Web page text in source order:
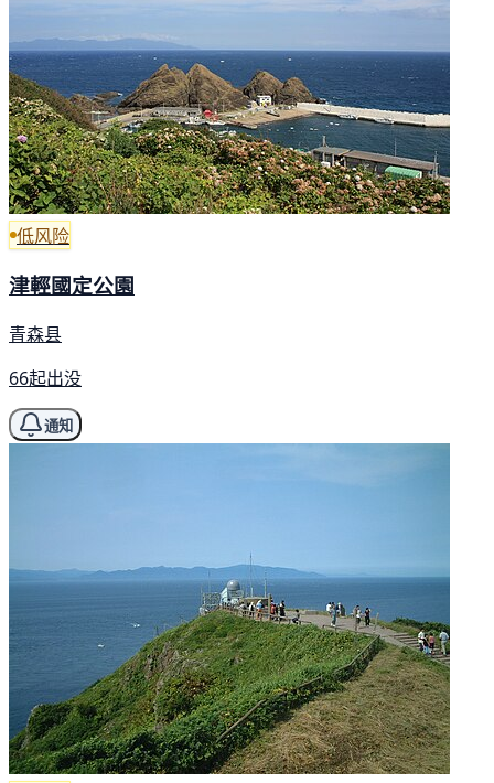
低风险
津輕國定公園
青森县
66起出没
通知